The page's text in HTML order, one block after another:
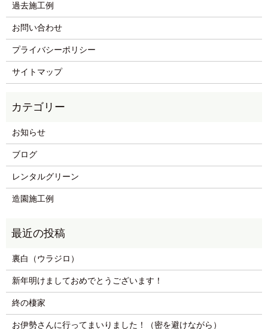
過去施工例
お問い合わせ
プライバシーポリシー
サイトマップ
お知らせ
ブログ
レンタルグリーン
造園施工例
裏白（ウラジロ）
新年明けましておめでとうございます！
終の棲家
お伊勢さんに行ってまいりました！（密を避けながら）